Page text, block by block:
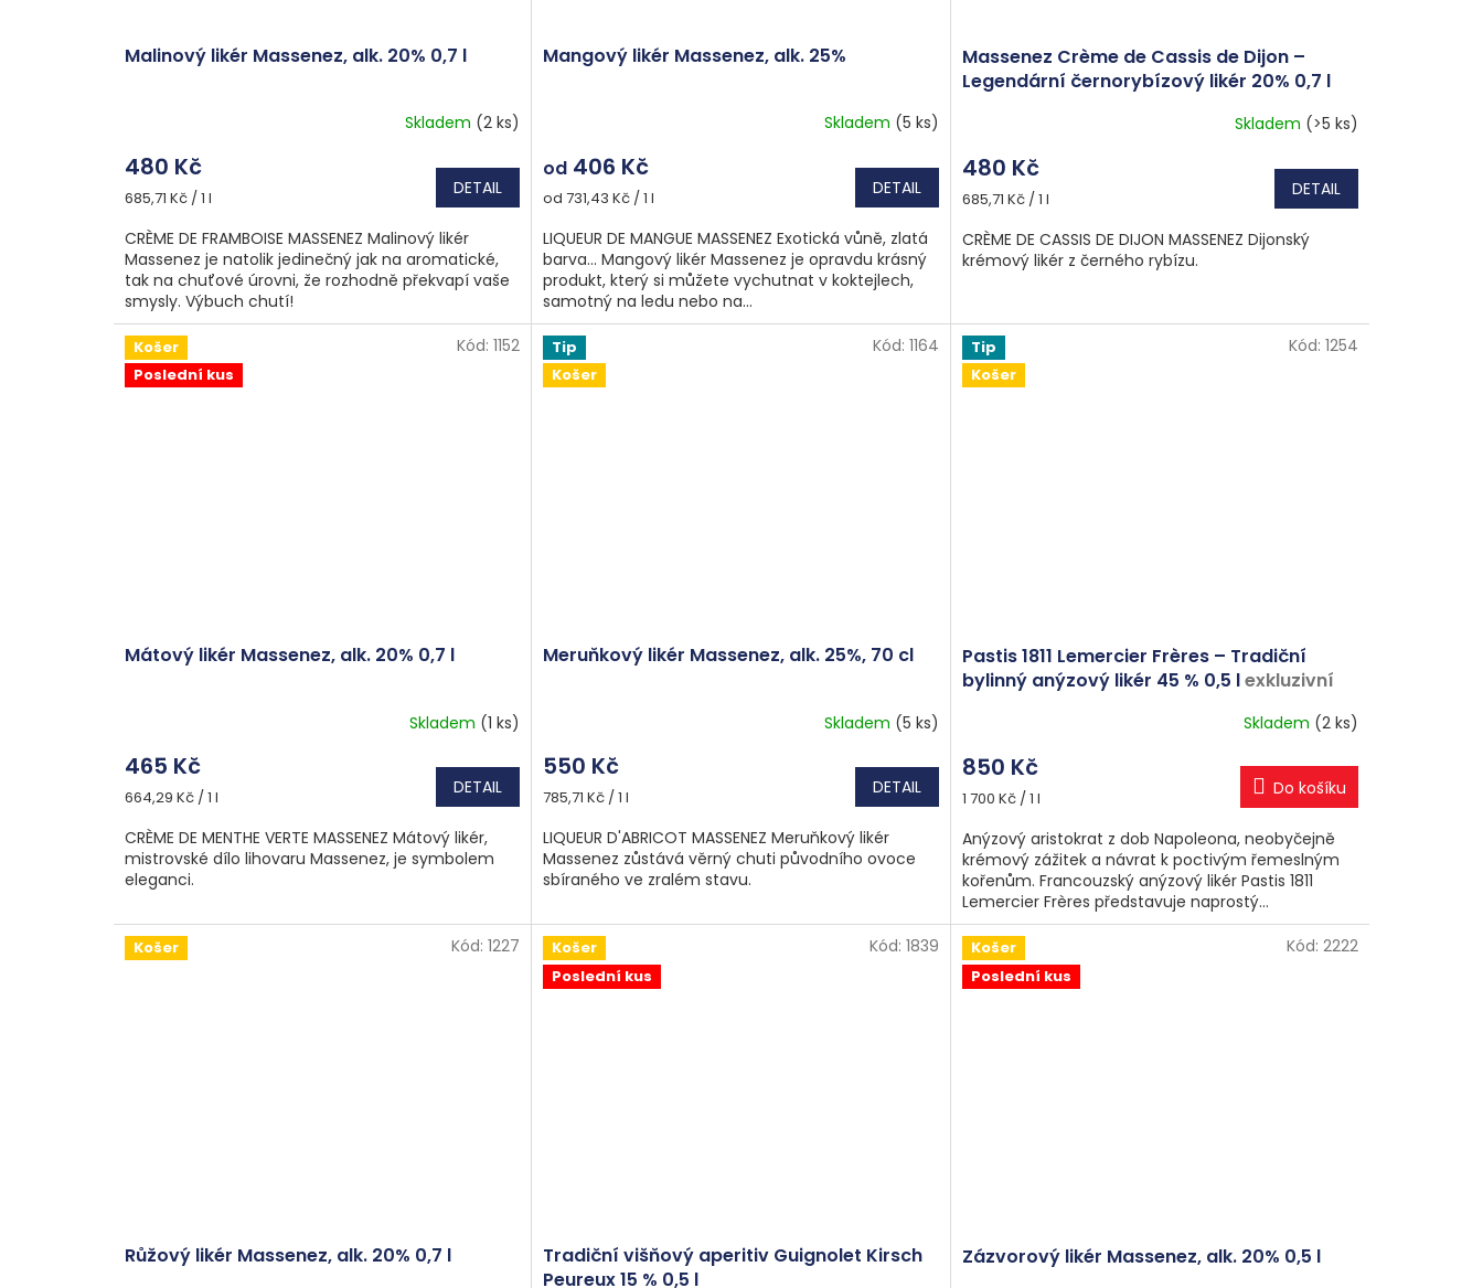
Malinový likér Massenez, alk. 20% 0,7 l
Skladem (2 ks)
480 Kč
Měrná
685,71 Kč / 1 l DETAIL
CRÈME DE FRAMBOISE MASSENEZ Malinový likér
Massenez je natolik jedinečný jak na aromatické,
tak na chuťové úrovni, že rozhodně překvapí vaše
smysly. Výbuch chutí!
Mangový likér Massenez, alk. 25%
Skladem (5 ks)
od 406 Kč
Měrná
od 731,43 Kč / 1 l DETAIL
LIQUEUR DE MANGUE MASSENEZ Exotická vůně, zlatá
barva... Mangový likér Massenez je opravdu krásný
produkt, který si můžete vychutnat v koktejlech,
samotný na ledu nebo na...
Massenez Crème de Cassis de Dijon –
Legendární černorybízový likér 20% 0,7 l
Skladem (>5 ks)
480 Kč
Měrná
685,71 Kč / 1 l DETAIL
CRÈME DE CASSIS DE DIJON MASSENEZ Dijonský
krémový likér z černého rybízu.
Košer
Poslední kus
Mátový likér Massenez, alk. 20% 0,7 l
Skladem (1 ks)
465 Kč
Měrná
664,29 Kč / 1 l DETAIL
CRÈME DE MENTHE VERTE MASSENEZ Mátový likér,
mistrovské dílo lihovaru Massenez, je symbolem
eleganci.
Kód:1152
Tip
Košer
Meruňkový likér Massenez, alk. 25%, 70 cl
Skladem (5 ks)
550 Kč
Měrná
785,71 Kč / 1 l DETAIL
LIQUEUR D'ABRICOT MASSENEZ Meruňkový likér
Massenez zůstává věrný chuti původního ovoce
sbíraného ve zralém stavu.
Kód: 1164
Tip
Košer
Pastis 1811 Lemercier Frères – Tradiční
bylinný anýzový likér 45 % 0,5 lexkluzivní
Skladem (2 ks)
850 Kč
Měrná
1 700 Kč / 1 l Do košíku
Anýzový aristokrat z dob Napoleona, neobyčejně
krémový zážitek a návrat k poctivým řemeslným
kořenům. Francouzský anýzový likér Pastis 1811
Lemercier Frères představuje naprostý...
Kód: 1254
Košer
Růžový likér Massenez, alk. 20% 0,7 l
Kód:1227
Košer
Poslední kus
Tradiční višňový aperitiv Guignolet Kirsch
Peureux 15 % 0,5 l
Kód: 1839
Košer
Poslední kus
Zázvorový likér Massenez, alk. 20% 0,5 l
Kód: 2222